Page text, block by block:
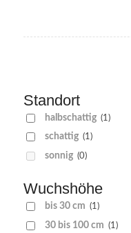
Standort
halbschattig (1)
schattig (1)
sonnig (0)
Wuchshöhe
bis 30 cm (1)
30 bis 100 cm (1)